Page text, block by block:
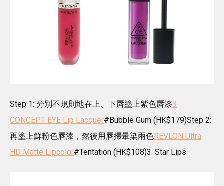
Step 1: 分別不規則地在上、下唇塗上紫色唇漆3
CONCEPT EYE Lip Lacquer#Bubble Gum (HK$179)Step 2:
再塗上鮮粉色唇漆，然後用唇掃暈染兩色REVLON Ultra
HD Matte Lipcolor#Tentation (HK$108)3. Star Lips